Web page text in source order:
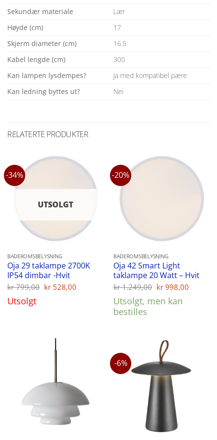
Sekundær materiale
Lær
Høyde (cm)
17
Skjerm diameter (cm)
16.5
Kabel lengde (cm)
300
Kan lampen lysdempes?
Ja med kompatibel pære
Kan ledning byttes ut?
Nei
RELATERTE PRODUKTER
-34%
UTSOLGT
BADEROMSBELYSNING
Oja 29 taklampe 2700K
IP54 dimbar -Hvit
kr799,00 Opprinnelig
kr 528,00 Nåværende
kr 528,00.
Utsolgt
-20%
BADEROMSBELYSNING
Oja 42 Smart Light
taklampe 20 Watt – Hvit
kr1.249,00 Opprinnelig
var:
kr 998,00
Utsolgt, men kan
bestilles
-6%